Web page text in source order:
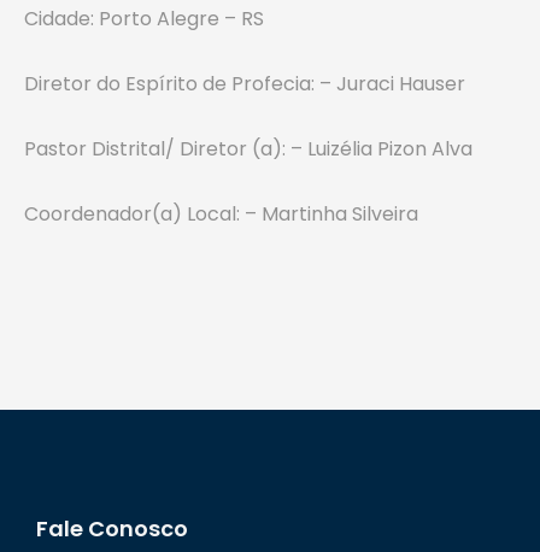
Cidade: Porto Alegre – RS
Diretor do Espírito de Profecia: – Juraci Hauser
Pastor Distrital/ Diretor (a): – Luizélia Pizon Alva
Coordenador(a) Local: – Martinha Silveira
Fale Conosco